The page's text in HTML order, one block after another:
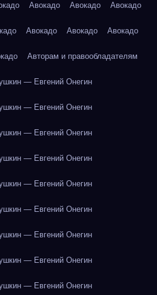
Авокадо Авокадо Авокадо
Авокадо Авокадо Авокадо
Авторам и правообладателям
— Евгений Онегин
— Евгений Онегин
— Евгений Онегин
— Евгений Онегин
— Евгений Онегин
— Евгений Онегин
— Евгений Онегин
— Евгений Онегин
— Евгений Онегин